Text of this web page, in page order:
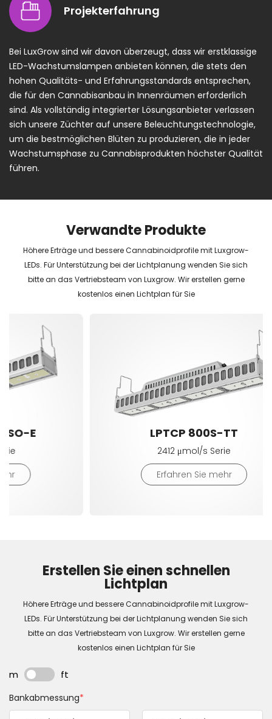
Projekterfahrung
Bei LuxGrow sind wir davon überzeugt, dass wir erstklassige
LED-Wachstumslampen anbieten können, die stets den
hohen Qualitäts- und Erfahrungsstandards entsprechen,
die für den Cannabisanbau in Innenräumen erforderlich
sind. Als vollständig integrierter Lösungsanbieter verlassen
sich unsere Züchter auf unsere Beleuchtungstechnologie,
um die bestmöglichen Blüten zu produzieren, die in jeder
Wachstumsphase zu Cannabisprodukten höchster Qualität
führen.
Verwandte Produkte
Höhere Erträge und bessere Cannabinoidprofile mit Luxgrow-
LEDs. Für Unterstützung bei der Lichtplanung wenden Sie sich
bitte an das Vertriebsteam von Luxgrow. Wir erstellen gerne
kostenlos einen Lichtplan für Sie
LPTCP 800S-TT
Erfahren Sie mehr
Erstellen Sie einen schnellen
Lichtplan
Höhere Erträge und bessere Cannabinoidprofile mit Luxgrow-
LEDs. Für Unterstützung bei der Lichtplanung wenden Sie sich
bitte an das Vertriebsteam von Luxgrow. Wir erstellen gerne
kostenlos einen Lichtplan für Sie
m ft
Bankabmessung*